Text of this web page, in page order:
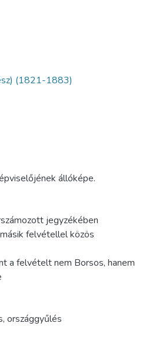
(1821-1883)
állóképe.
jegyzékében
felvétellel közös
a felvételt nem Borsos, hanem
, országgyűlés